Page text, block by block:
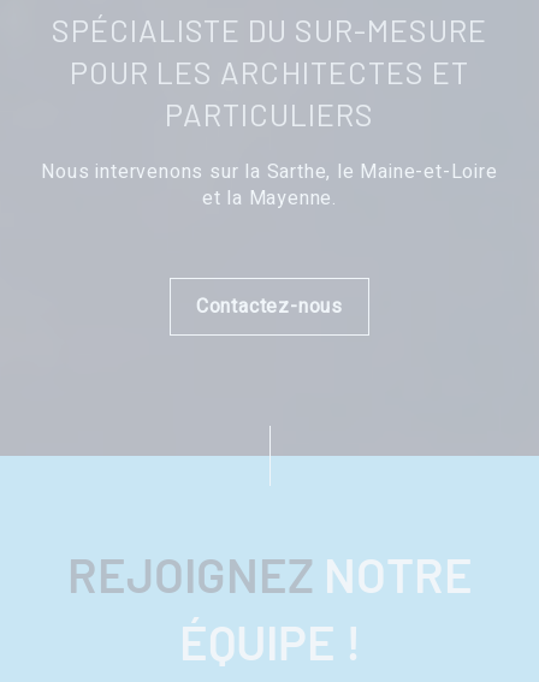
SPÉCIALISTE DU SUR-MESURE
POUR LES ARCHITECTES ET
PARTICULIERS
Nous intervenons sur la Sarthe, le Maine-et-Loire
et la Mayenne.
Contactez-nous
REJOIGNEZ NOTRE
ÉQUIPE !